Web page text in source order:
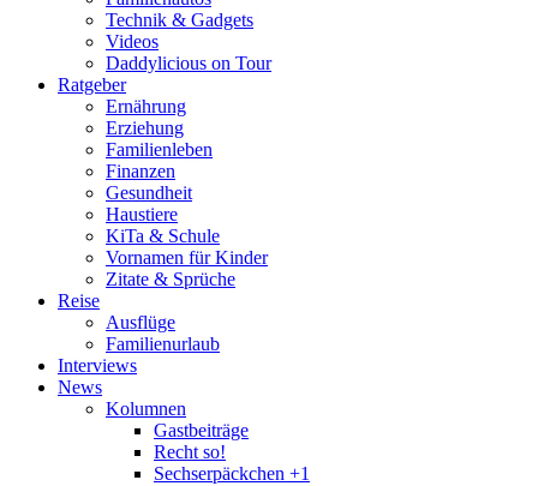
Technik & Gadgets
Videos
Daddylicious on Tour
Ratgeber
Ernährung
Erziehung
Familienleben
Finanzen
Gesundheit
Haustiere
KiTa & Schule
Vornamen für Kinder
Zitate & Sprüche
Reise
Ausflüge
Familienurlaub
Interviews
News
Kolumnen
Gastbeiträge
Recht so!
Sechserpäckchen +1